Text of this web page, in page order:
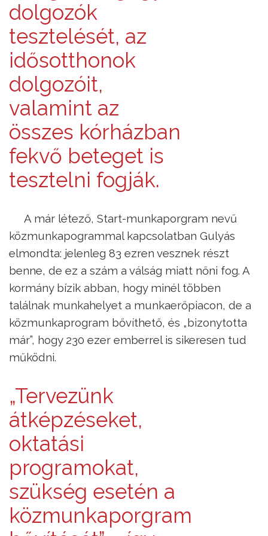
dolgozók
tesztelését, az
idősotthonok
dolgozóit,
valamint az
összes kórházban
fekvő beteget is
tesztelni fogják.
A már létező, Start-munkaporgram nevű
közmunkapogrammal kapcsolatban Gulyás
elmondta: jelenleg 83 ezren vesznek részt
benne, de ez a szám a válság miatt nőni fog. A
kormány bízik abban, hogy minél többen
találnak munkahelyet a munkaerőpiacon, de a
közmunkaprogram bővíthető, és „bizonytotta
már”, hogy 230 ezer emberrel is sikeresen tud
működni.
„Tervezünk
átképzéseket,
oktatási
programokat,
szükség esetén a
közmunkaporgram